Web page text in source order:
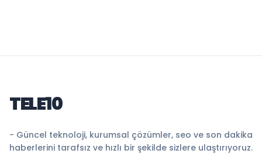
TELE10
- Güncel teknoloji, kurumsal çözümler, seo ve son dakika
haberlerini tarafsız ve hızlı bir şekilde sizlere ulaştırıyoruz.